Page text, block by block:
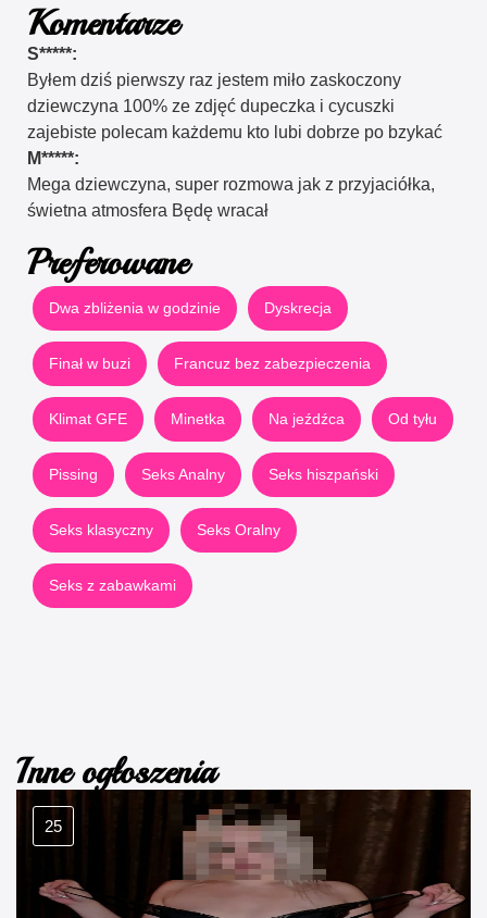
Komentarze
S*****:
Byłem dziś pierwszy raz jestem miło zaskoczony
dziewczyna 100% ze zdjęć dupeczka i cycuszki
zajebiste polecam każdemu kto lubi dobrze po bzykać
M*****:
Mega dziewczyna, super rozmowa jak z przyjaciółka,
świetna atmosfera Będę wracał
Preferowane
Dwa zbliżenia w godzinie Dyskrecja
Finał w buzi Francuz bez zabezpieczenia
Klimat GFE Minetka Na jeźdźca Od tyłu
Pissing Seks Analny Seks hiszpański
Seks klasyczny Seks Oralny
Seks z zabawkami
Inne ogłoszenia
25